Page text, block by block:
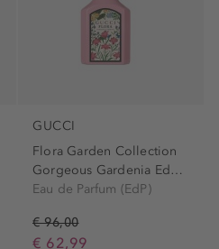
GUCCI
Flora Garden Collection
Gorgeous Gardenia Edp Spray
Eau de Parfum (EdP)
€ 96,00
€ 62,99